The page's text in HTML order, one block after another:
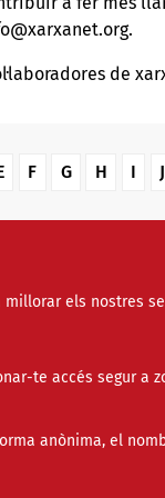
els nostres
te accés segur a
anònima, el
de
per la lletra
per la
comencen per la
que comencen
que
Entitats que
F Entitats que
G Entitats
H I J
les entitats